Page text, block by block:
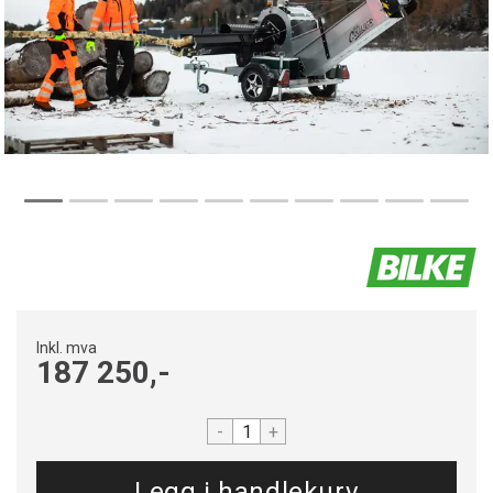
Inkl. mva
187 250,-
- +